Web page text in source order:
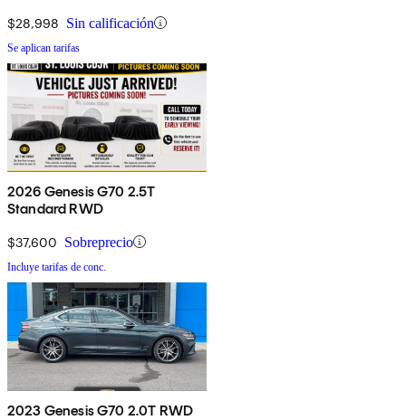
$28,998 Sin calificación
Se aplican tarifas
2026 Genesis G70 2.5T
Standard RWD
$37,600 Sobreprecio
Incluye tarifas de conc.
2023 Genesis G70 2.0T RWD